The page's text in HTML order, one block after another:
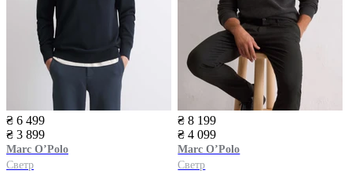
₴ 6 499
₴ 3 899
Marc O’Polo
Светр
₴ 8 199
₴ 4 099
Marc O’Polo
Светр